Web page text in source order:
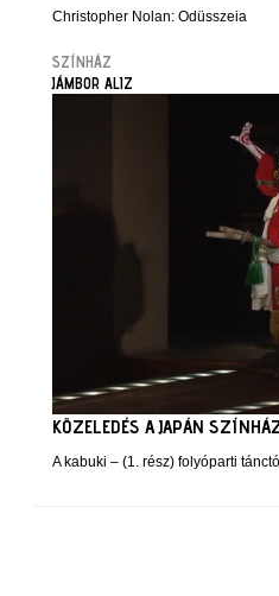
Christopher Nolan: Odüsszeia
SZÍNHÁZ
JÁMBOR ALIZ
KÖZELEDÉS A JAPÁN
A kabuki – (1. rész) folyóparti